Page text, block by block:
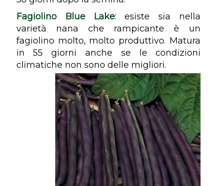
Fagiolino Blue Lake: esiste sia nella
varietà nana che rampicante è un
fagiolino molto, molto produttivo. Matura
in 55 giorni anche se le condizioni
climatiche non sono delle migliori.